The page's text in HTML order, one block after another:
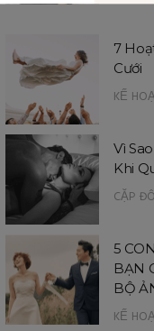
7
Cưới
KẾ
Vì
Khi
CẶP
5
BẠN
BỘ
KẾ